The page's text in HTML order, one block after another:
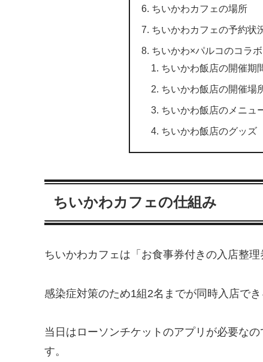
ちいかわカフェの場所
ちいかわカフェの予約状
ちいかわ×パルコのコラ
ちいかわ飯店の開催期
ちいかわ飯店の開催場
ちいかわ飯店のメニュ
ちいかわ飯店のグッズ
ちいかわカフェの仕組み
ちいかわカフェは「お食事券付きの入店整
感染症対策のため1組2名までが同時入店で
当日はローソンチケットのアプリが必要な
す。